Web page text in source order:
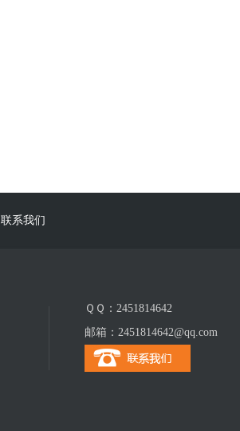
联系我们
ＱＱ：2451814642
邮箱：2451814642@qq.com